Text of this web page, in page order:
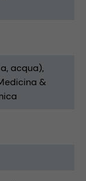
acqua)
&